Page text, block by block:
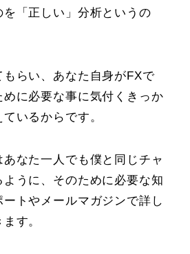
を「正しい」分析というの
らい、あなた自身がFXで
に必要な事に気付くきっか
いるからです。
あなた一人でも僕と同じチャ
うに、そのために必要な知
トやメールマガジンで詳し
す。